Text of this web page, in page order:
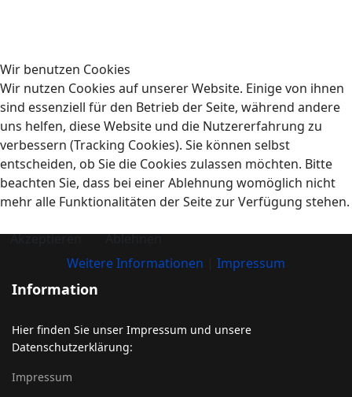
Information
Hier finden Sie unser Impressum und unsere
Datenschutzerklärung:
Impressum
Wir benutzen Cookies
Wir nutzen Cookies auf unserer Website. Einige von ihnen
sind essenziell für den Betrieb der Seite, während andere
uns helfen, diese Website und die Nutzererfahrung zu
verbessern (Tracking Cookies). Sie können selbst
entscheiden, ob Sie die Cookies zulassen möchten. Bitte
beachten Sie, dass bei einer Ablehnung womöglich nicht
mehr alle Funktionalitäten der Seite zur Verfügung stehen.
Akzeptieren
Ablehnen
Weitere Informationen
Impressum